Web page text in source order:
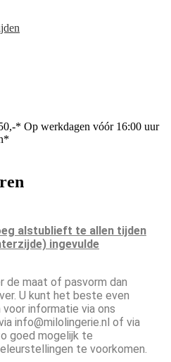
* Op werkdagen vóór 16:00 uur
alstublieft te allen tijden
ingevulde
de maat of pasvorm dan
U kunt het beste even
informatie via ons
info@milolingerie.nl of via
goed mogelijk te
te voorkomen.